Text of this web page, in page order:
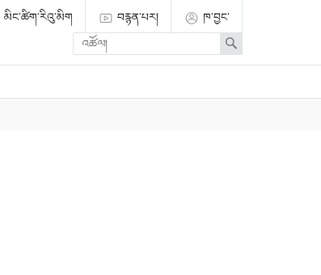
མིང་ཚིག་རིའུ་མིག བརྙན་པར།
ཁ་བྱང་
Enter
search
term
Search